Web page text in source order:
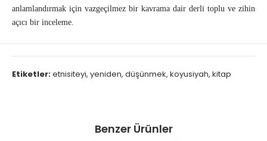
anlamlandırmak için vazgeçilmez bir kavrama dair derli toplu ve zihin
açıcı bir inceleme.
Etiketler:etnisiteyi, yeniden, düşünmek, koyusiyah, kitap
Benzer Ürünler